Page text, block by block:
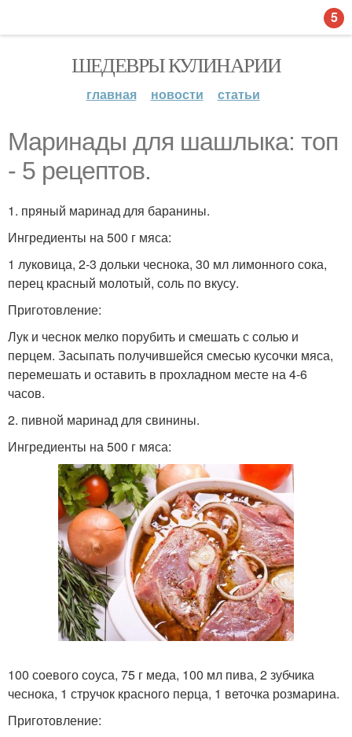
ШЕДЕВРЫ КУЛИНАРИИ
главная новости статьи
Маринады для шашлыка: топ
- 5 рецептов.
1. пряный маринад для баранины.
Ингредиенты на 500 г мяса:
1 луковица, 2-3 дольки чеснока, 30 мл лимонного сока,
перец красный молотый, соль по вкусу.
Приготовление:
Лук и чеснок мелко порубить и смешать с солью и
перцем. Засыпать получившейся смесью кусочки мяса,
перемешать и оставить в прохладном месте на 4-6
часов.
2. пивной маринад для свинины.
Ингредиенты на 500 г мяса:
100 соевого соуса, 75 г меда, 100 мл пива, 2 зубчика
чеснока, 1 стручок красного перца, 1 веточка розмарина.
Приготовление:
5